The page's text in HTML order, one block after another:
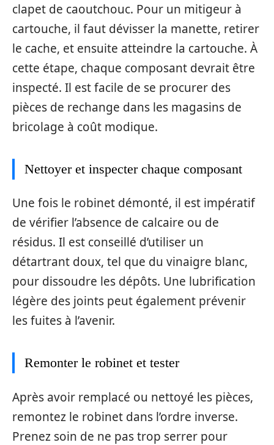
clapet de caoutchouc. Pour un mitigeur à
cartouche, il faut dévisser la manette, retirer
le cache, et ensuite atteindre la cartouche. À
cette étape, chaque composant devrait être
inspecté. Il est facile de se procurer des
pièces de rechange dans les magasins de
bricolage à coût modique.
Nettoyer et inspecter chaque composant
Une fois le robinet démonté, il est impératif
de vérifier l’absence de calcaire ou de
résidus. Il est conseillé d’utiliser un
détartrant doux, tel que du vinaigre blanc,
pour dissoudre les dépôts. Une lubrification
légère des joints peut également prévenir
les fuites à l’avenir.
Remonter le robinet et tester
Après avoir remplacé ou nettoyé les pièces,
remontez le robinet dans l’ordre inverse.
Prenez soin de ne pas trop serrer pour